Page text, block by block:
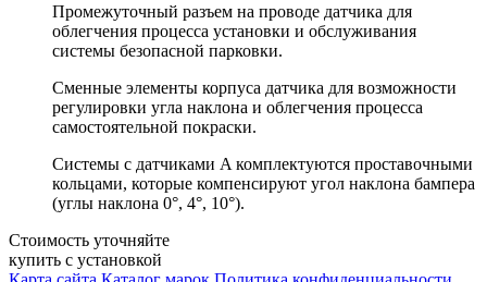
Промежуточный разъем на проводе датчика для
облегчения процесса установки и обслуживания
системы безопасной парковки.
Сменные элементы корпуса датчика для возможности
регулировки угла наклона и облегчения процесса
самостоятельной покраски.
Системы с датчиками A комплектуются проставочными
кольцами, которые компенсируют угол наклона бампера
(углы наклона 0°, 4°, 10°).
Стоимость уточняйте
купить с установкой